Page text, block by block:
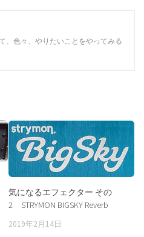
、色々、やりたいことをやってみる
気になるエフェクター その
2 STRYMON BIGSKY Reverb
2019年2月14日